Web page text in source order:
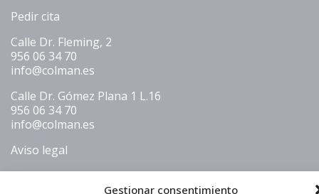
Gestionar consentimiento
Pedir cita
Calle Dr. Fleming, 2
956 06 34 70
info@colman.es
Calle Dr. Gómez Plana 1 L.16
956 06 34 70
info@colman.es
Aviso legal
Política de cookies